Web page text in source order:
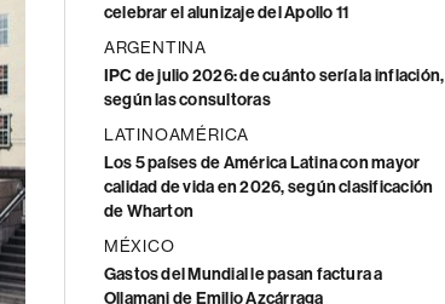
celebrar el alunizaje del Apollo 11
ARGENTINA
IPC de julio 2026: de cuánto sería la inflación,
según las consultoras
LATINOAMÉRICA
Los 5 países de América Latina con mayor
calidad de vida en 2026, según clasificación
de Wharton
MÉXICO
Gastos del Mundial le pasan factura a
Ollamani de Emilio Azcárraga